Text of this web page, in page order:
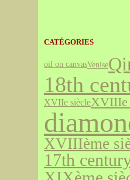
CATÉGORIES
oil on canvasVenise
18th
XVIIe siècleXVIIIe
XVIIIème
17th